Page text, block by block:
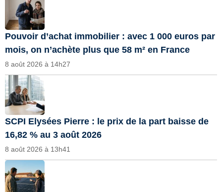
Pouvoir d’achat immobilier : avec 1 000 euros par
mois, on n’achète plus que 58 m² en France
8 août 2026 à 14h27
SCPI Elysées Pierre : le prix de la part baisse de
16,82 % au 3 août 2026
8 août 2026 à 13h41